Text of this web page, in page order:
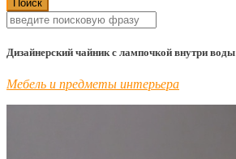
Дизайнерский чайник с лампочкой внутри воды
Мебель и предметы интерьера